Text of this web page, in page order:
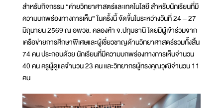
สำหรับกิจกรรม “ค่ายวิทยาศาสตร์และเทคโนโลยี สำหรับนักเรียนที่มี
ความบกพร่องทางการเห็น” ในครั้งนี้ จัดขึ้นในระหว่างวันที่ 24 – 27
มิถุนายน 2569 ณ อพวช. คลองห้า จ.ปทุมธานี โดยมีผู้เข้าร่วมจาก
เครือข่ายการศึกษาพิเศษและผู้เชี่ยวชาญด้านวิทยาศาสตร์รวมทั้งสิ้น
74 คน ประกอบด้วย นักเรียนที่มีความบกพร่องทางการเห็นจำนวน
40 คน ครูผู้ดูแลจำนวน 23 คน และวิทยากรผู้ทรงคุณวุฒิจำนวน 11
คน